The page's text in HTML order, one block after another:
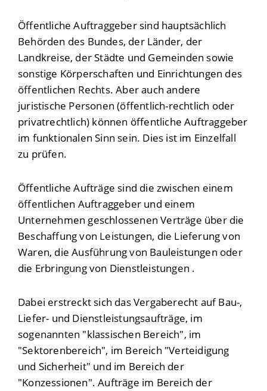
Öffentliche Auftraggeber sind hauptsächlich
Behörden des Bundes, der Länder, der
Landkreise, der Städte und Gemeinden sowie
sonstige Körperschaften und Einrichtungen des
öffentlichen Rechts. Aber auch andere
juristische Personen (öffentlich-rechtlich oder
privatrechtlich) können öffentliche Auftraggeber
im funktionalen Sinn sein. Dies ist im Einzelfall
zu prüfen.
Öffentliche Aufträge sind die zwischen einem
öffentlichen Auftraggeber und einem
Unternehmen geschlossenen Verträge über die
Beschaffung von Leistungen, die Lieferung von
Waren, die Ausführung von Bauleistungen oder
die Erbringung von Dienstleistungen .
Dabei erstreckt sich das Vergaberecht auf Bau-,
Liefer- und Dienstleistungsaufträge, im
sogenannten "klassischen Bereich", im
"Sektorenbereich", im Bereich "Verteidigung
und Sicherheit" und im Bereich der
"Konzessionen". Aufträge im Bereich der